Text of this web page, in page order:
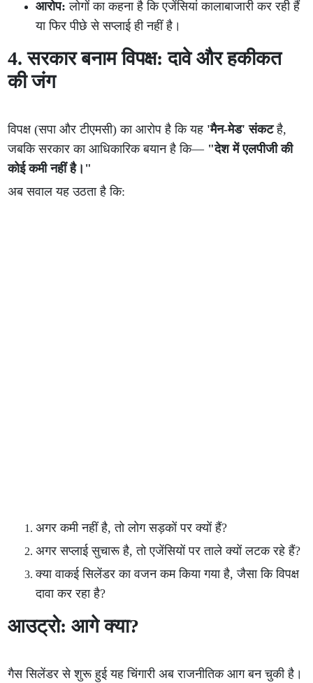
आरोप: लोगों का कहना है कि एजेंसियां कालाबाजारी कर रही हैं
या फिर पीछे से सप्लाई ही नहीं है।
4. सरकार बनाम विपक्ष: दावे और हकीकत
की जंग
विपक्ष (सपा और टीएमसी) का आरोप है कि यह 'मैन-मेड' संकटहै,
जबकि सरकार का आधिकारिक बयान है कि— "देश में एलपीजी की
कोई कमी नहीं है।"
अब सवाल यह उठता है कि:
अगर कमी नहीं है, तो लोग सड़कों पर क्यों हैं?
अगर सप्लाई सुचारू है, तो एजेंसियों पर ताले क्यों लटक रहे हैं?
क्या वाकई सिलेंडर का वजन कम किया गया है, जैसा कि विपक्ष
दावा कर रहा है?
आउट्रो: आगे क्या?
गैस सिलेंडर से शुरू हुई यह चिंगारी अब राजनीतिक आग बन चुकी है।